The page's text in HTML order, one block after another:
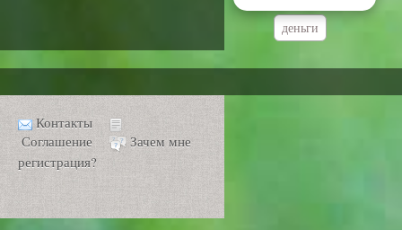
деньги
Контакты
Соглашение
Зачем мне
регистрация?